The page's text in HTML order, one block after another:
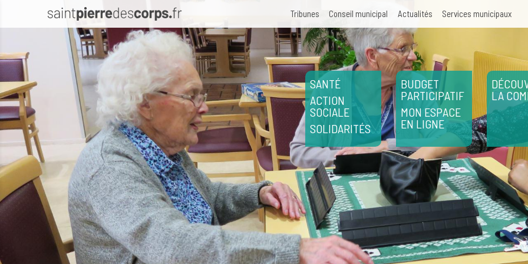
Aller au contenu principal
Tribunes Conseil municipal Actualités Services municipaux
SANTÉ
ACTION
SOCIALE
SOLIDARITÉS
BUDGET
PARTICIPATIF
MON ESPACE
EN LIGNE
LA